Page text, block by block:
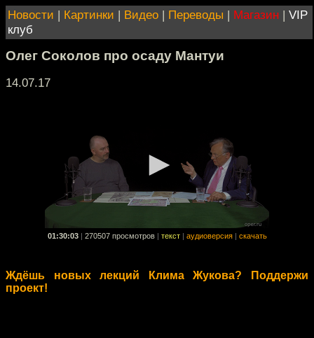
Новости | Картинки | Видео | Переводы | Магазин | VIP
клуб
Олег Соколов про осаду Мантуи
14.07.17
01:30:03 270507 просмотров текст аудиоверсия скачать
Ждёшь новых лекций Клима Жукова? Поддержи
проект!